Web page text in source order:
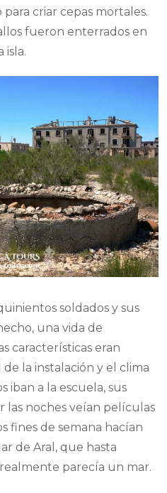
criar cepas mortales.
fueron enterrados en
isla.
soldados y sus
una vida de
características eran
la instalación y el clima
iban a la escuela, sus
las noches veían películas
fines de semana hacían
de Aral, que hasta
parecía un mar.